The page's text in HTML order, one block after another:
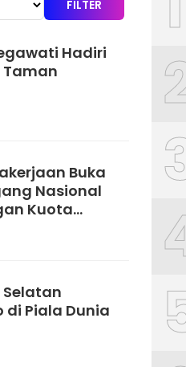
FILTER
Hadiri
Taman
Buka
Nasional
Kuota
UMP.
Selatan
di Piala Dunia